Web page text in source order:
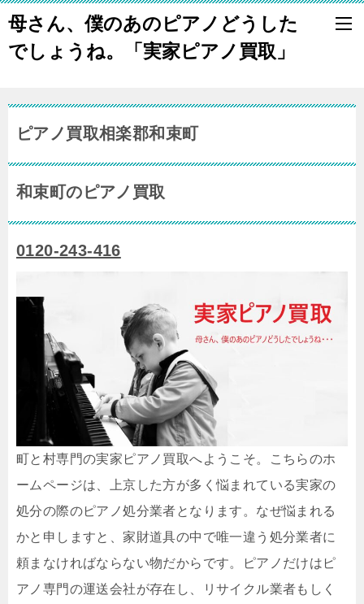
母さん、僕のあのピアノどうした
でしょうね。「実家ピアノ買取」
ピアノ買取相楽郡和束町
和束町のピアノ買取
0120-243-416
町と村専門の実家ピアノ買取へようこそ。こちらのホ
ームページは、上京した方が多く悩まれている実家の
処分の際のピアノ処分業者となります。なぜ悩まれる
かと申しますと、家財道具の中で唯一違う処分業者に
頼まなければならない物だからです。ピアノだけはピ
アノ専門の運送会社が存在し、リサイクル業者もしく